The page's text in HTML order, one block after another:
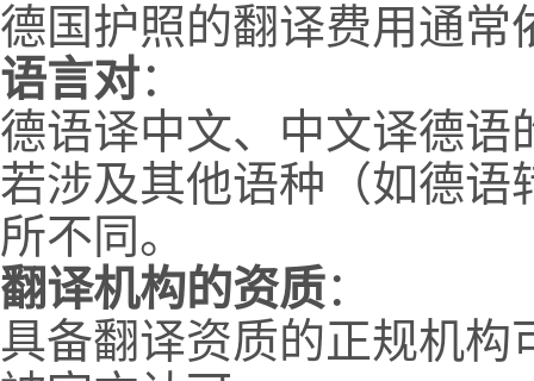
德国护照的翻译费用通常
语言对：
德语译中文、中文译德语
若涉及其他语种（如德语
所不同。
翻译机构的资质：
具备翻译资质的正规机